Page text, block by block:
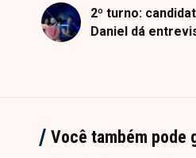
2º turno:
Daniel dá
Você também pode